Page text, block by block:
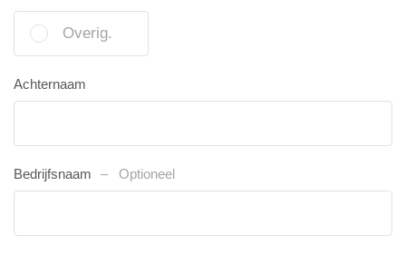
Overig.
Achternaam
Bedrijfsnaam Optioneel